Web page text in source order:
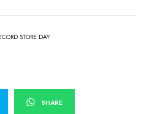
STORE DAY
SHARE